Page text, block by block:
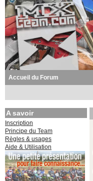
Accueil du Forum
A savoir
Inscription
Principe du Team
Règles & usages
Aide & Utilisation